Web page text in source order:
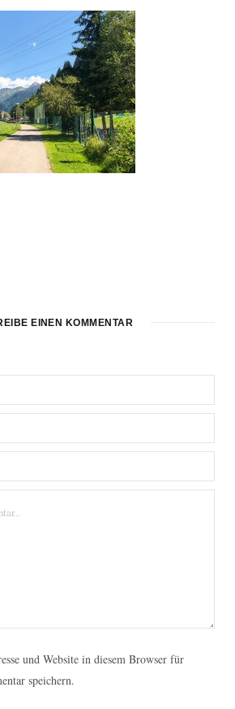
EINEN KOMMENTAR
und Website in diesem Browser für
speichern.